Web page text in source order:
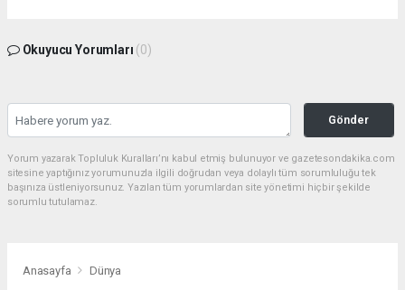
Okuyucu Yorumları (0)
Gönder
Yorum yazarak Topluluk Kuralları’nı kabul etmiş bulunuyor ve gazetesondakika.com
sitesine yaptığınız yorumunuzla ilgili doğrudan veya dolaylı tüm sorumluluğu tek
başınıza üstleniyorsunuz. Yazılan tüm yorumlardan site yönetimi hiçbir şekilde
sorumlu tutulamaz.
Anasayfa Dünya